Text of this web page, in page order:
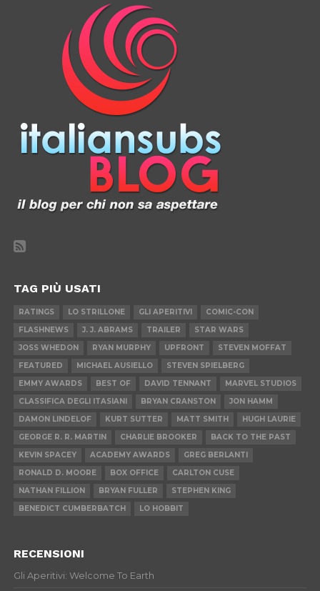
TAG PIÙ USATI
RATINGS LO STRILLONE GLI APERITIVI
COMIC-CON
FLASHNEWS
J. J. ABRAMS TRAILER
STAR WARS
JOSS WHEDON
RYAN MURPHY UPFRONT
STEVEN MOFFAT
FEATURED
MICHAEL AUSIELLO
STEVEN SPIELBERG
EMMY AWARDS
BEST OF DAVID TENNANT
MARVEL STUDIOS
CLASSIFICA DEGLI ITASIANI
BRYAN CRANSTON
JON HAMM
DAMON LINDELOF
KURT SUTTER MATT SMITH
HUGH LAURIE
GEORGE R. R. MARTIN
CHARLIE BROOKER
BACK TO THE PAST
KEVIN SPACEY
ACADEMY AWARDS
GREG BERLANTI
RONALD D. MOORE
BOX OFFICE
CARLTON CUSE
NATHAN FILLION
BRYAN FULLER
STEPHEN KING
BENEDICT CUMBERBATCH
LO HOBBIT
RECENSIONI
Gli Aperitivi: Welcome To Earth